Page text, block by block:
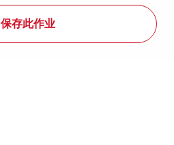
保存此作业